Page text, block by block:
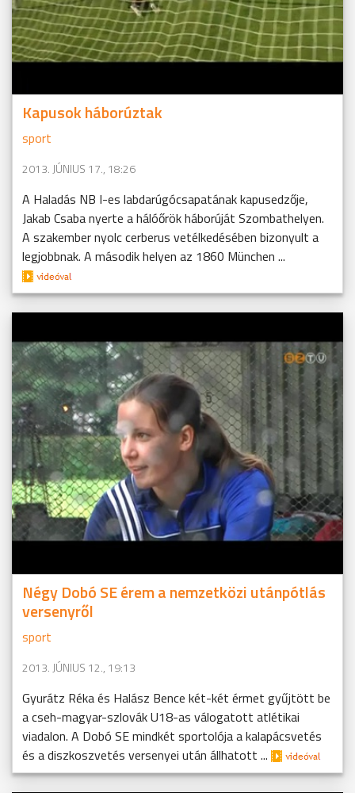
Kapusok háborúztak
sport
2013. JÚNIUS 17., 18:26
A Haladás NB I-es labdarúgócsapatának kapusedzője,
Jakab Csaba nyerte a hálóőrök háborúját Szombathelyen.
A szakember nyolc cerberus vetélkedésében bizonyult a
legjobbnak. A második helyen az 1860 München ...
Négy Dobó SE érem a nemzetközi utánpótlás
versenyről
sport
2013. JÚNIUS 12., 19:13
Gyurátz Réka és Halász Bence két-két érmet gyűjtött be
a cseh-magyar-szlovák U18-as válogatott atlétikai
viadalon. A Dobó SE mindkét sportolója a kalapácsvetés
és a diszkoszvetés versenyei után állhatott ...